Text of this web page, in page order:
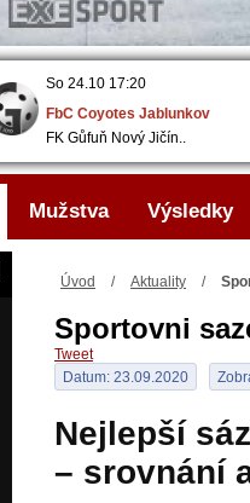
So 24.10 17:20
FbC Coyotes Jablunkov
FK Gůfuň Nový Jičín..
Úvod / Aktuality /
Sportovni
Tweet
Datum: 23.09.2020
Nejlepší
– srovnání
Mužstva Výsledky